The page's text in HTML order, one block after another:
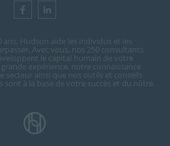
ans, Hudson aide les individus et les
Avec vous, nos 250 consultants
le capital humain de votre
expérience, notre connaissance
secteur ainsi que nos outils et conseils
à la base de votre succès et du nôtre.